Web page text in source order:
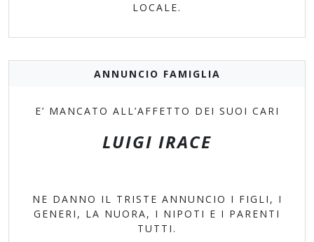
LOCALE.
ANNUNCIO FAMIGLIA
E’ MANCATO ALL’AFFETTO DEI SUOI CARI
LUIGI IRACE
NE DANNO IL TRISTE ANNUNCIO I FIGLI, I
GENERI, LA NUORA, I NIPOTI E I PARENTI
TUTTI.